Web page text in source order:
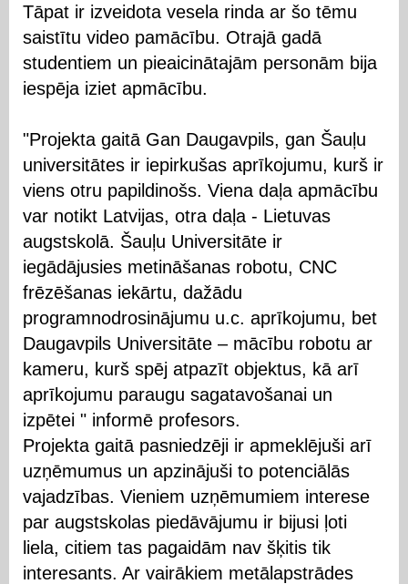
Tāpat ir izveidota vesela rinda ar šo tēmu
saistītu video pamācību. Otrajā gadā
studentiem un pieaicinātajām personām bija
iespēja iziet apmācību.
"Projekta gaitā Gan Daugavpils, gan Šauļu
universitātes ir iepirkušas aprīkojumu, kurš ir
viens otru papildinošs. Viena daļa apmācību
var notikt Latvijas, otra daļa - Lietuvas
augstskolā. Šauļu Universitāte ir
iegādājusies metināšanas robotu, CNC
frēzēšanas iekārtu, dažādu
programnodrosinājumu u.c. aprīkojumu, bet
Daugavpils Universitāte – mācību robotu ar
kameru, kurš spēj atpazīt objektus, kā arī
aprīkojumu paraugu sagatavošanai un
izpētei " informē profesors.
Projekta gaitā pasniedzēji ir apmeklējuši arī
uzņēmumus un apzinājuši to potenciālās
vajadzības. Vieniem uzņēmumiem interese
par augstskolas piedāvājumu ir bijusi ļoti
liela, citiem tas pagaidām nav šķitis tik
interesants. Ar vairākiem metālapstrādes